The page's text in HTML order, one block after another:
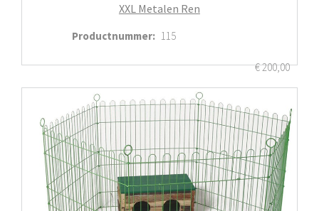
XXL Metalen Ren
Productnummer: 115
€200,00